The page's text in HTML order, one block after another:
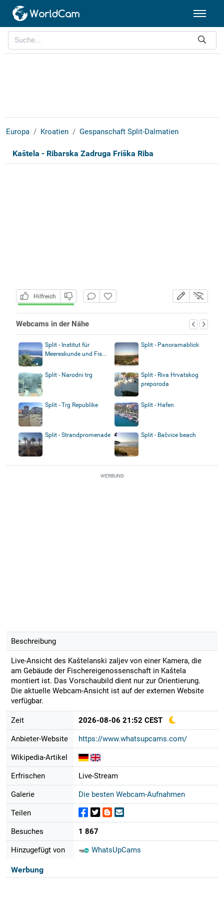
Europa Kroatien Gespanschaft Split-Dalmatien
Kaštela - Ribarska Zadruga Friška Riba
Hilfreich
Webcams in der Nähe
Split - Institut für
Meereskunde und Fis...
Split - Panoramablick
Split - Narodni trg
Split - Riva Hrvatskog
preporoda
Split - Trg Republike Split - Hafen
Split - Strandpromenade Split - Bačvice beach
WERBUNG
Beschreibung
Live-Ansicht des Kaštelanski zaljev von einer Kamera, die
am Gebäude der Fischereigenossenschaft in Kaštela
montiert ist. Das Vorschaubild dient nur zur Orientierung.
Die aktuelle Webcam-Ansicht ist auf der externen Website
verfügbar.
Zeit 2026-08-06 21:52 CEST
Anbieter-Website https://www.whatsupcams.com/
Wikipedia-Artikel
Erfrischen Live-Stream
Galerie Die besten Webcam-Aufnahmen
Teilen
Besuches 1 867
Hinzugefügt von WhatsUpCams
Werbung